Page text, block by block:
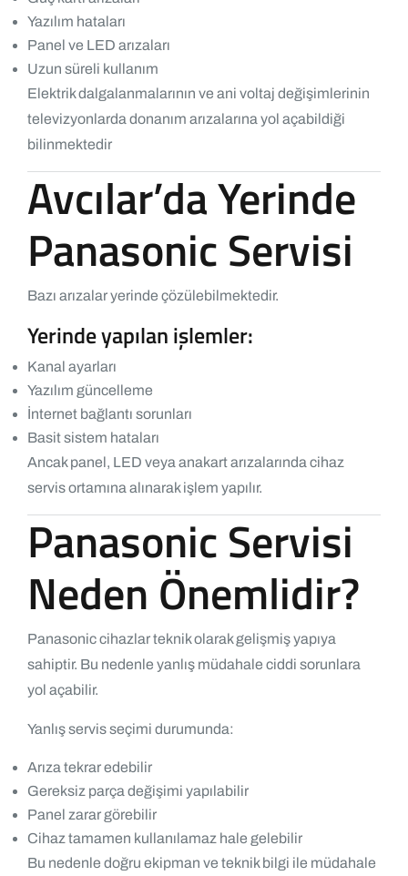
Yazılım hataları
Panel ve LED arızaları
Uzun süreli kullanım
Elektrik dalgalanmalarının ve ani voltaj değişimlerinin
televizyonlarda donanım arızalarına yol açabildiği
bilinmektedir
Avcılar’da Yerinde
Panasonic Servisi
Bazı arızalar yerinde çözülebilmektedir.
Yerinde yapılan işlemler:
Kanal ayarları
Yazılım güncelleme
İnternet bağlantı sorunları
Basit sistem hataları
Ancak panel, LED veya anakart arızalarında cihaz
servis ortamına alınarak işlem yapılır.
Panasonic Servisi
Neden Önemlidir?
Panasonic cihazlar teknik olarak gelişmiş yapıya
sahiptir. Bu nedenle yanlış müdahale ciddi sorunlara
yol açabilir.
Yanlış servis seçimi durumunda:
Arıza tekrar edebilir
Gereksiz parça değişimi yapılabilir
Panel zarar görebilir
Cihaz tamamen kullanılamaz hale gelebilir
Bu nedenle doğru ekipman ve teknik bilgi ile müdahale